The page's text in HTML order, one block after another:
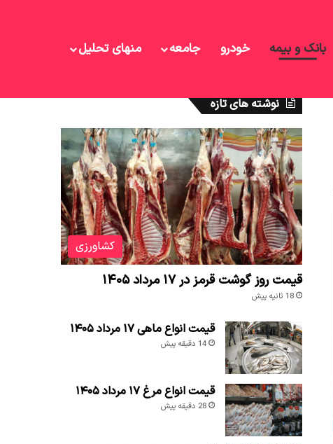
بانک و بیمه خودرو جامعه منهای تحلیل
نوشته های تازه
کشاورزی
قیمت روز گوشت قرمز در ۱۷ مرداد ۱۴۰۵
18 ثانیه پیش
قیمت انواع ماهی ۱۷ مرداد ۱۴۰۵
14 دقیقه پیش
قیمت انواع مرغ ۱۷ مرداد ۱۴۰۵
28 دقیقه پیش